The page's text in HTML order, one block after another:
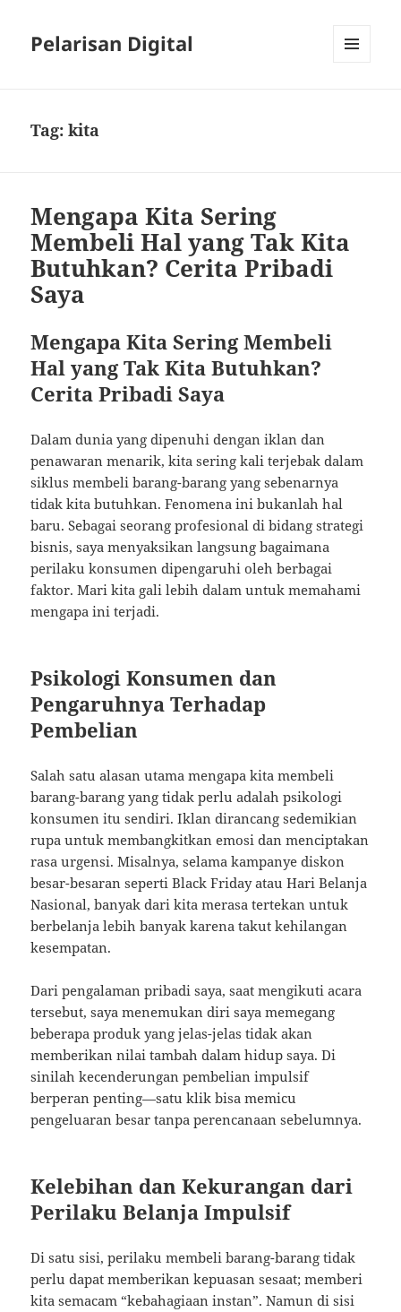
Pelarisan Digital
Tag:kita
Mengapa Kita Sering
Membeli Hal yang Tak Kita
Butuhkan? Cerita Pribadi
Saya
Mengapa Kita Sering Membeli
Hal yang Tak Kita Butuhkan?
Cerita Pribadi Saya
Dalam dunia yang dipenuhi dengan iklan dan
penawaran menarik, kita sering kali terjebak dalam
siklus membeli barang-barang yang sebenarnya
tidak kita butuhkan. Fenomena ini bukanlah hal
baru. Sebagai seorang profesional di bidang strategi
bisnis, saya menyaksikan langsung bagaimana
perilaku konsumen dipengaruhi oleh berbagai
faktor. Mari kita gali lebih dalam untuk memahami
mengapa ini terjadi.
Psikologi Konsumen dan
Pengaruhnya Terhadap
Pembelian
Salah satu alasan utama mengapa kita membeli
barang-barang yang tidak perlu adalah psikologi
konsumen itu sendiri. Iklan dirancang sedemikian
rupa untuk membangkitkan emosi dan menciptakan
rasa urgensi. Misalnya, selama kampanye diskon
besar-besaran seperti Black Friday atau Hari Belanja
Nasional, banyak dari kita merasa tertekan untuk
berbelanja lebih banyak karena takut kehilangan
kesempatan.
Dari pengalaman pribadi saya, saat mengikuti acara
tersebut, saya menemukan diri saya memegang
beberapa produk yang jelas-jelas tidak akan
memberikan nilai tambah dalam hidup saya. Di
sinilah kecenderungan pembelian impulsif
berperan penting—satu klik bisa memicu
pengeluaran besar tanpa perencanaan sebelumnya.
Kelebihan dan Kekurangan dari
Perilaku Belanja Impulsif
Di satu sisi, perilaku membeli barang-barang tidak
perlu dapat memberikan kepuasan sesaat; memberi
kita semacam “kebahagiaan instan”. Namun di sisi